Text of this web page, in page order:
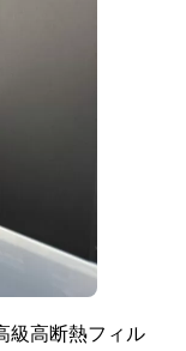
級高断熱フィル